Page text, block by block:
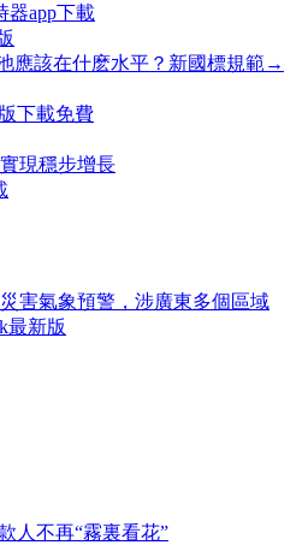
器app下載
應該在什麽水平？新國標規範→
下載免費
現穩步增長
害氣象預警，涉廣東多個區域
最新版
人不再“霧裏看花”